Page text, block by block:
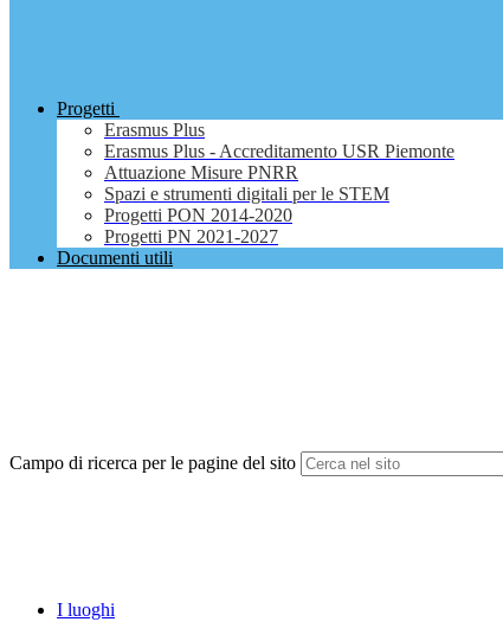
Progetti
Erasmus Plus
Erasmus Plus - Accreditamento USR Piemonte
Attuazione Misure PNRR
Spazi e strumenti digitali per le STEM
Progetti PON 2014-2020
Progetti PN 2021-2027
Documenti utili
Campo di ricerca per le pagine del sito
I luoghi